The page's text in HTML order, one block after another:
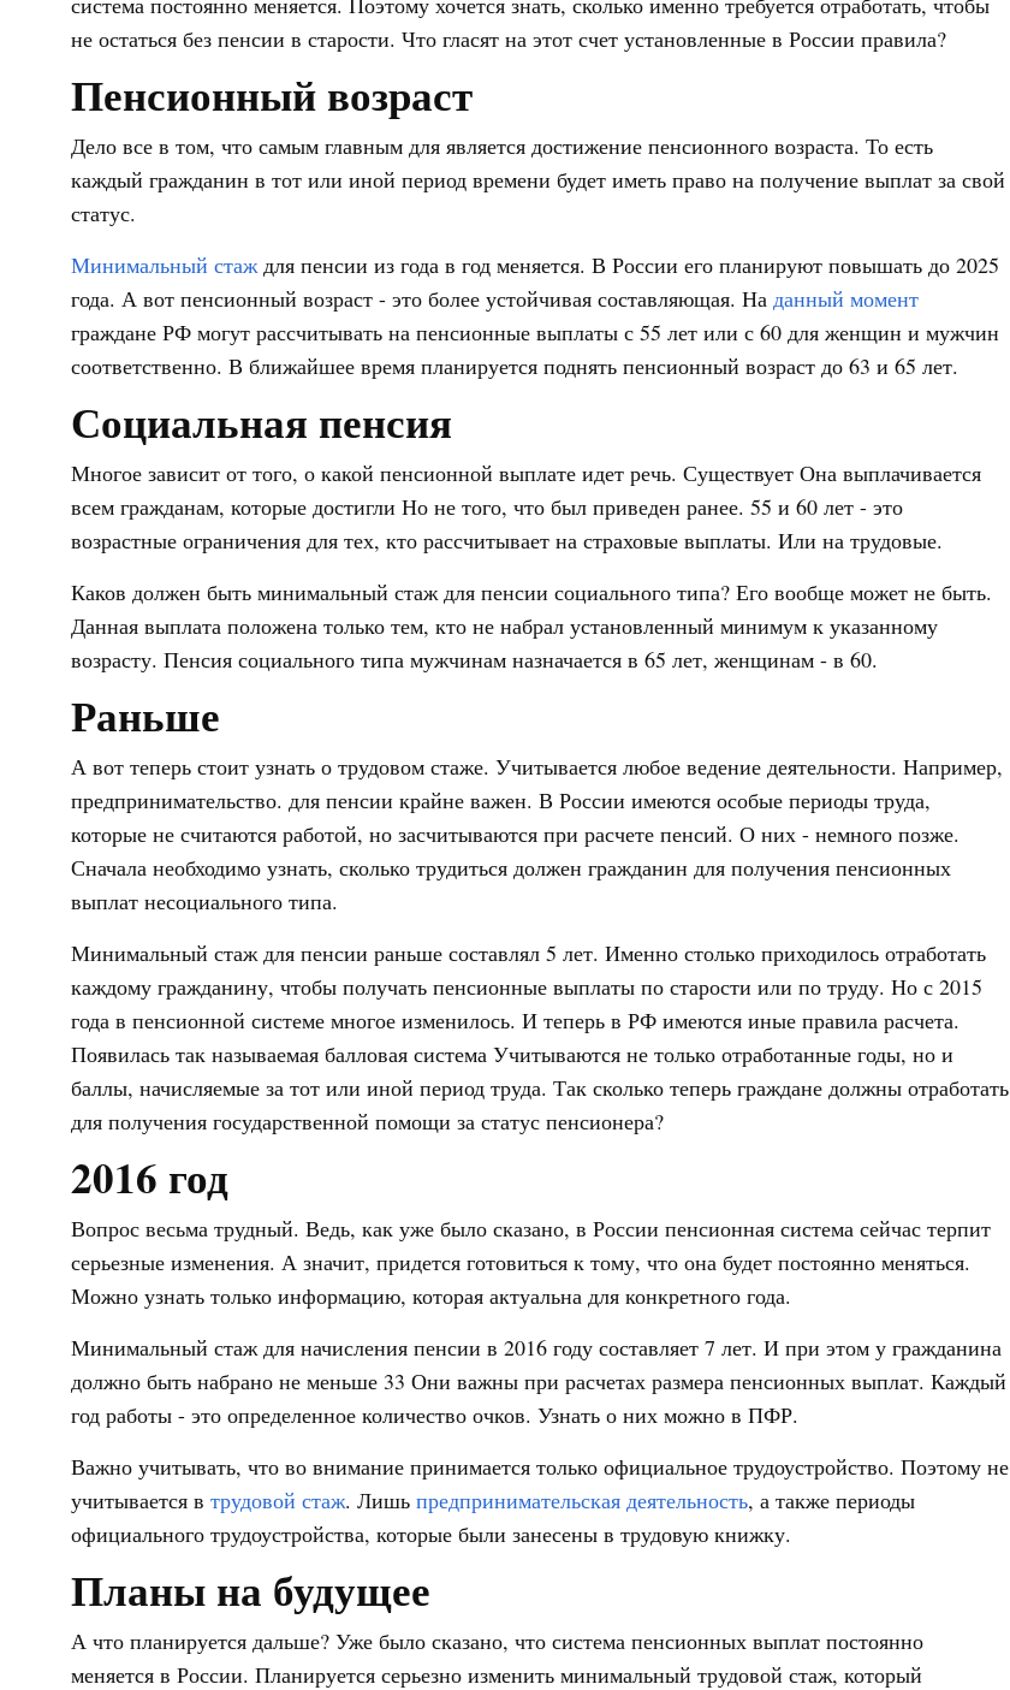
не остаться без пенсии в старости. Что гласят на этот счет установленные в России правила?
Пенсионный возраст
Дело все в том, что самым главным для является достижение пенсионного возраста. То есть
каждый гражданин в тот или иной период времени будет иметь право на получение выплат за свой
статус.
Минимальный стаждля пенсии из года в год меняется. В России его планируют повышать до 2025
года. А вот пенсионный возраст - это более устойчивая составляющая. На данный момент
граждане РФ могут рассчитывать на пенсионные выплаты с 55 лет или с 60 для женщин и мужчин
соответственно. В ближайшее время планируется поднять пенсионный возраст до 63 и 65 лет.
Социальная пенсия
Многое зависит от того, о какой пенсионной выплате идет речь. Существует Она выплачивается
всем гражданам, которые достигли Но не того, что был приведен ранее. 55 и 60 лет - это
возрастные ограничения для тех, кто рассчитывает на страховые выплаты. Или на трудовые.
Каков должен быть минимальный стаж для пенсии социального типа? Его вообще может не быть.
Данная выплата положена только тем, кто не набрал установленный минимум к указанному
возрасту. Пенсия социального типа мужчинам назначается в 65 лет, женщинам - в 60.
Раньше
А вот теперь стоит узнать о трудовом стаже. Учитывается любое ведение деятельности. Например,
предпринимательство. для пенсии крайне важен. В России имеются особые периоды труда,
которые не считаются работой, но засчитываются при расчете пенсий. О них - немного позже.
Сначала необходимо узнать, сколько трудиться должен гражданин для получения пенсионных
выплат несоциального типа.
Минимальный стаж для пенсии раньше составлял 5 лет. Именно столько приходилось отработать
каждому гражданину, чтобы получать пенсионные выплаты по старости или по труду. Но с 2015
года в пенсионной системе многое изменилось. И теперь в РФ имеются иные правила расчета.
Появилась так называемая балловая система Учитываются не только отработанные годы, но и
баллы, начисляемые за тот или иной период труда. Так сколько теперь граждане должны отработать
для получения государственной помощи за статус пенсионера?
2016 год
Вопрос весьма трудный. Ведь, как уже было сказано, в России пенсионная система сейчас терпит
серьезные изменения. А значит, придется готовиться к тому, что она будет постоянно меняться.
Можно узнать только информацию, которая актуальна для конкретного года.
Минимальный стаж для начисления пенсии в 2016 году составляет 7 лет. И при этом у гражданина
должно быть набрано не меньше 33 Они важны при расчетах размера пенсионных выплат. Каждый
год работы - это определенное количество очков. Узнать о них можно в ПФР.
Важно учитывать, что во внимание принимается только официальное трудоустройство. Поэтому не
учитывается в трудовой стаж. Лишь предпринимательская деятельность, а также периоды
официального трудоустройства, которые были занесены в трудовую книжку.
Планы на будущее
А что планируется дальше? Уже было сказано, что система пенсионных выплат постоянно
меняется в России. Планируется серьезно изменить минимальный трудовой стаж, который